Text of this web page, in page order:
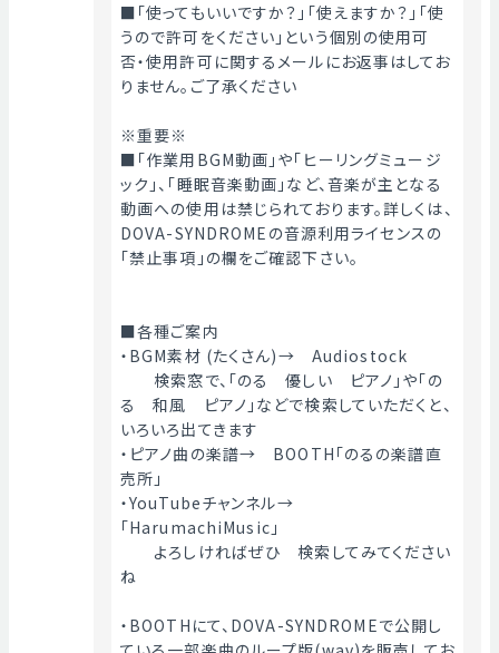
■「使ってもいいですか？」「使えますか？」「使
うので許可をください」という個別の使用可
否・使用許可に関するメールにお返事はしてお
りません。ご了承ください
※重要※
■「作業用BGM動画」や「ヒーリングミュージ
ック」、「睡眠音楽動画」など、音楽が主となる
動画への使用は禁じられております。詳しくは、
DOVA-SYNDROMEの音源利用ライセンスの
「禁止事項」の欄をご確認下さい。
■各種ご案内
・BGM素材 (たくさん)→　Audiostock
検索窓で、「のる　優しい　ピアノ」や「の
る　和風　ピアノ」などで検索していただくと、
いろいろ出てきます
・ピアノ曲の楽譜→　BOOTH「のるの楽譜直
売所」
・YouTubeチャンネル→
「HarumachiMusic」
よろしければぜひ　検索してみてください
ね
・BOOTHにて、DOVA-SYNDROMEで公開し